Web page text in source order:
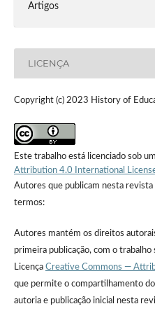
Artigos
LICENÇA
Copyright (c) 2023 History of
Este trabalho está licenciado sob
Attribution 4.0 International
Autores que publicam nesta
termos:
Autores mantém os direitos
primeira publicação, com o
Licença Creative Commons —
que permite o compartilhamento
autoria e publicação inicial nesta